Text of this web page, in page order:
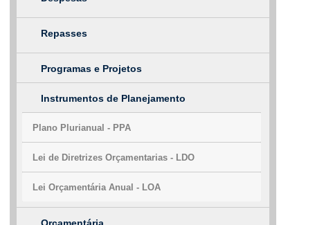
Repasses
Programas e Projetos
Instrumentos de Planejamento
Plano Plurianual - PPA
Lei de Diretrizes Orçamentarias - LDO
Lei Orçamentária Anual - LOA